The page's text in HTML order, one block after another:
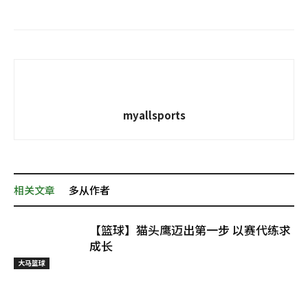
myallsports
相关文章 多从作者
大马篮球
【篮球】猫头鹰迈出第一步 以赛代练求
成长